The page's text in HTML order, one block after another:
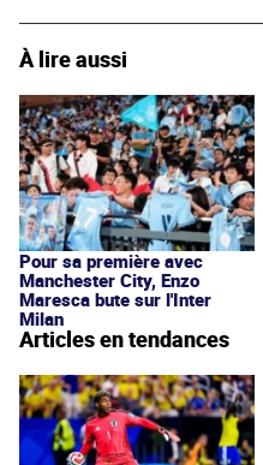
À lire aussi
Pour sa première avec
Manchester City, Enzo
Maresca bute sur l'Inter
Milan
Articles en tendances